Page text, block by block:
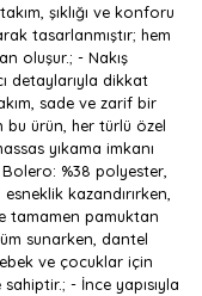
şıklığı ve konforu
tasarlanmıştır; hem
oluşur.; - Nakış
detaylarıyla dikkat
sade ve zarif bir
ürün, her türlü özel
yıkama imkanı
%38 polyester,
kazandırırken,
tamamen pamuktan
sunarken, dantel
ve çocuklar için
- İnce yapısıyla